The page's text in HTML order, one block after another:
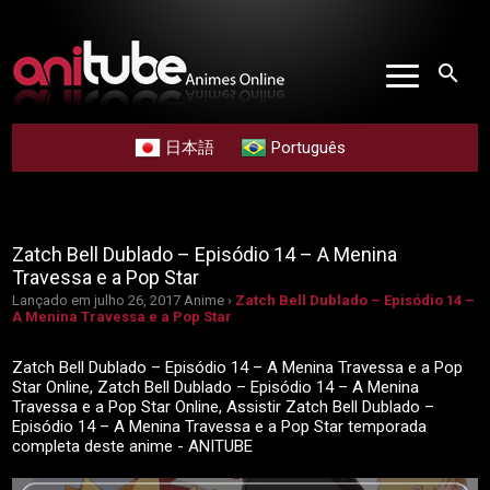
search
日本語 Português
Zatch Bell Dublado – Episódio 14 – A Menina
Travessa e a Pop Star
Lançado em julho 26, 2017 Anime › Zatch Bell Dublado – Episódio 14 –
A Menina Travessa e a Pop Star
Zatch Bell Dublado – Episódio 14 – A Menina Travessa e a Pop
Star Online, Zatch Bell Dublado – Episódio 14 – A Menina
Travessa e a Pop Star Online, Assistir Zatch Bell Dublado –
Episódio 14 – A Menina Travessa e a Pop Star temporada
completa deste anime - ANITUBE